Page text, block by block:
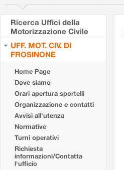
Ricerca Uffici della
Motorizzazione Civile
UFF. MOT. CIV. DI
FROSINONE
Home Page
Dove siamo
Orari apertura sportelli
Organizzazione e contatti
Avvisi all'utenza
Normative
Turni operativi
Richiesta
informazioni/Contatta
l'ufficio